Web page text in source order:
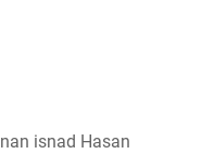
isnad Hasan